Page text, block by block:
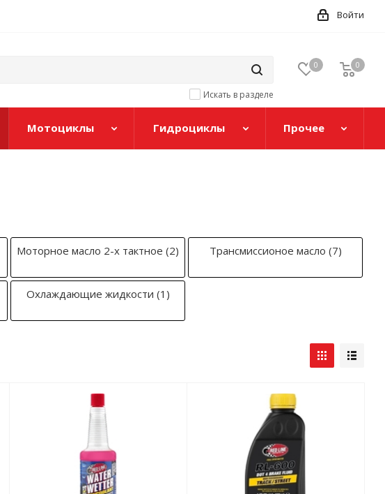
Войти
Искать в разделе
0 0
Мотоциклы Гидроциклы Прочее
Моторное масло 2-х тактное (2) Трансмиссионое масло (7)
Охлаждающие жидкости (1)